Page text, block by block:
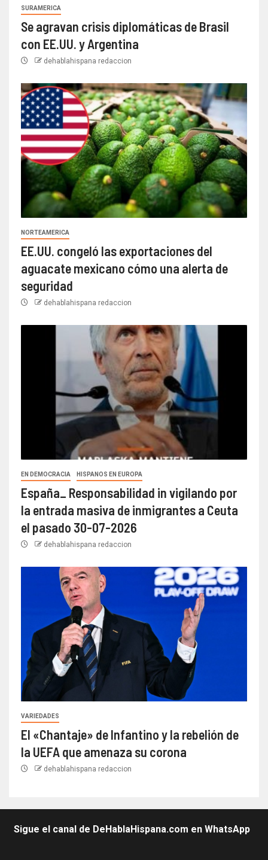
SURAMERICA
Se agravan crisis diplomáticas de Brasil
con EE.UU. y Argentina
dehablahispana redaccion
NORTEAMERICA
EE.UU. congeló las exportaciones del
aguacate mexicano cómo una alerta de
seguridad
dehablahispana redaccion
EN DEMOCRACIA HISPANOS EN EUROPA
España_ Responsabilidad in vigilando por
la entrada masiva de inmigrantes a Ceuta
el pasado 30-07-2026
dehablahispana redaccion
VARIEDADES
El «Chantaje» de Infantino y la rebelión de
la UEFA que amenaza su corona
dehablahispana redaccion
Sigue el canal de DeHablaHispana.com en WhatsApp